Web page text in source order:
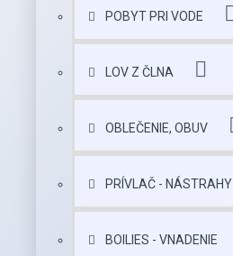
POBYT PRI VODE
LOV Z ČLNA
OBLEČENIE, OBUV
PRÍVLAČ - NÁSTRAHY
BOILIES - VNADENIE